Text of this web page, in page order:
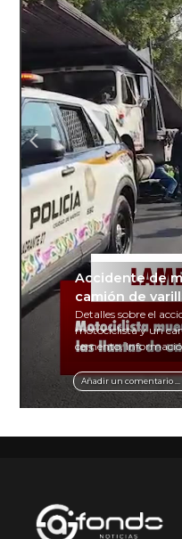
Añadir un comentario ...
Accidente de
camión de
Detalles sobre el
motociclista y un
cemento.
vial y